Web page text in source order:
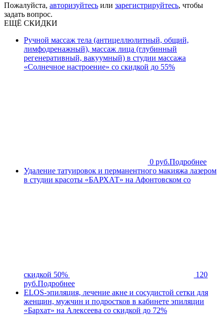
Пожалуйста, авторизуйтесь или зарегистрируйтесь, чтобы
задать вопрос.
ЕЩЁ СКИДКИ
Ручной массаж тела (антицеллюлитный, общий,
лимфодренажный), массаж лица (глубинный
регенеративный, вакуумный) в студии массажа
«Солнечное настроение» со скидкой до 55%
0 руб.Подробнее
Удаление татуировок и перманентного макияжа лазером
в студии красоты «БАРХАТ» на Афонтовском со
скидкой 50%
120
руб.Подробнее
ELOS-эпиляция, лечение акне и сосудистой сетки для
женщин, мужчин и подростков в кабинете эпиляции
«Бархат» на Алексеева со скидкой до 72%